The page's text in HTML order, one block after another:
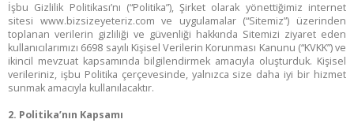
İşbu Gizlilik Politikası’nı (“Politika”), Şirket olarak yönettiğimiz internet
sitesi www.bizsizeyeteriz.com ve uygulamalar (“Sitemiz”) üzerinden
toplanan verilerin gizliliği ve güvenliği hakkında Sitemizi ziyaret eden
kullanıcılarımızı 6698 sayılı Kişisel Verilerin Korunması Kanunu (“KVKK”) ve
ikincil mevzuat kapsamında bilgilendirmek amacıyla oluşturduk. Kişisel
verileriniz, işbu Politika çerçevesinde, yalnızca size daha iyi bir hizmet
sunmak amacıyla kullanılacaktır.
2. Politika’nın Kapsamı